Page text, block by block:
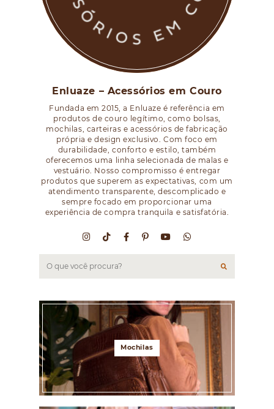
Enluaze – Acessórios em Couro
Fundada em 2015, a Enluaze é referência em
produtos de couro legítimo, como bolsas,
mochilas, carteiras e acessórios de fabricação
própria e design exclusivo. Com foco em
durabilidade, conforto e estilo, também
oferecemos uma linha selecionada de malas e
vestuário. Nosso compromisso é entregar
produtos que superem as expectativas, com um
atendimento transparente, descomplicado e
sempre focado em proporcionar uma
experiência de compra tranquila e satisfatória.
Mochilas